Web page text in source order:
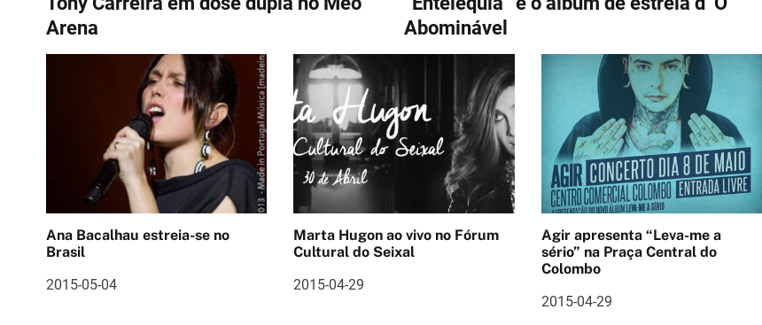
a
v
ã
o
d
Arena
Abominável
Ana Bacalhau estreia-se no
Brasil
2015-05-04
Marta Hugon ao vivo no Fórum
Cultural do Seixal
2015-04-29
Agir apresenta “Leva-me a
sério” na Praça Central do
Colombo
2015-04-29